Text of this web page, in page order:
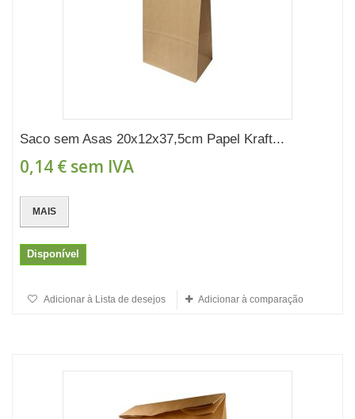
Saco sem Asas 20x12x37,5cm Papel Kraft...
0,14 € sem IVA
MAIS
Disponível
Adicionar à Lista de desejos Adicionar à comparação